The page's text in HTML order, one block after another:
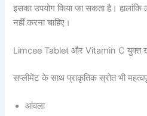
इसका उपयोग किया जा सकता है।
नहीं करना चाहिए।
Limcee Tablet और Vitamin C युक्त
सप्लीमेंट के साथ प्राकृतिक स्रोत भी
आंवला